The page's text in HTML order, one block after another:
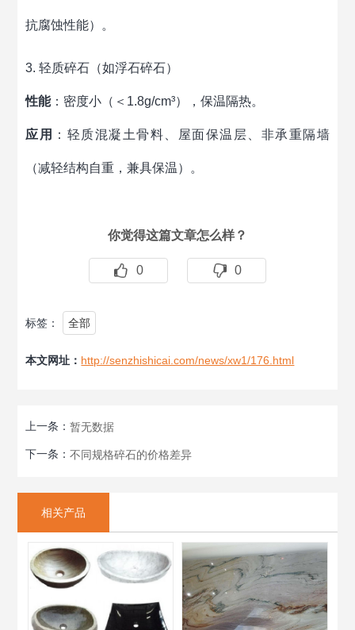
抗腐蚀性能）。
3. 轻质碎石（如浮石碎石）
性能：密度小（＜1.8g/cm³），保温隔热。
应用 ：轻质混凝土骨料、屋面保温层、非承重隔墙
（减轻结构自重，兼具保温）。
你觉得这篇文章怎么样？
0 0
标签： 全部
本文网址： http://senzhishicai.com/news/xw1/176.html
上一条：暂无数据
下一条：不同规格碎石的价格差异
相关产品